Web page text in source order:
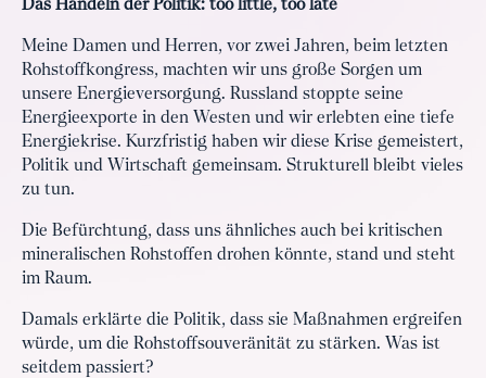
Das Handeln der Politik: too little, too late
Meine Damen und Herren, vor zwei Jahren, beim letzten
Rohstoffkongress, machten wir uns große Sorgen um
unsere Energieversorgung. Russland stoppte seine
Energieexporte in den Westen und wir erlebten eine tiefe
Energiekrise. Kurzfristig haben wir diese Krise gemeistert,
Politik und Wirtschaft gemeinsam. Strukturell bleibt vieles
zu tun.
Die Befürchtung, dass uns ähnliches auch bei kritischen
mineralischen Rohstoffen drohen könnte, stand und steht
im Raum.
Damals erklärte die Politik, dass sie Maßnahmen ergreifen
würde, um die Rohstoffsouveränität zu stärken. Was ist
seitdem passiert?